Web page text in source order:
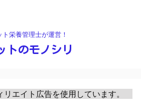
ト栄養管理士が運営！
トのモノシリ
エイト広告を使用しています。